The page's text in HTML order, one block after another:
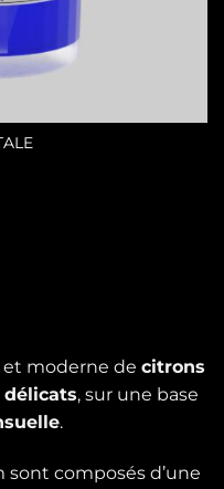
moderne de citrons
, sur une base
.
composés d’une